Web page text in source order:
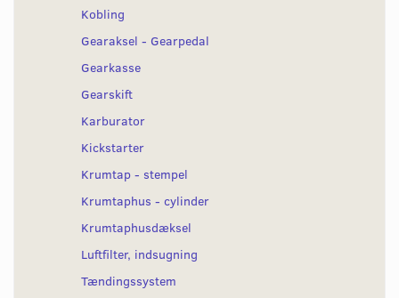
Kobling
Gearaksel - Gearpedal
Gearkasse
Gearskift
Karburator
Kickstarter
Krumtap - stempel
Krumtaphus - cylinder
Krumtaphusdæksel
Luftfilter, indsugning
Tændingssystem